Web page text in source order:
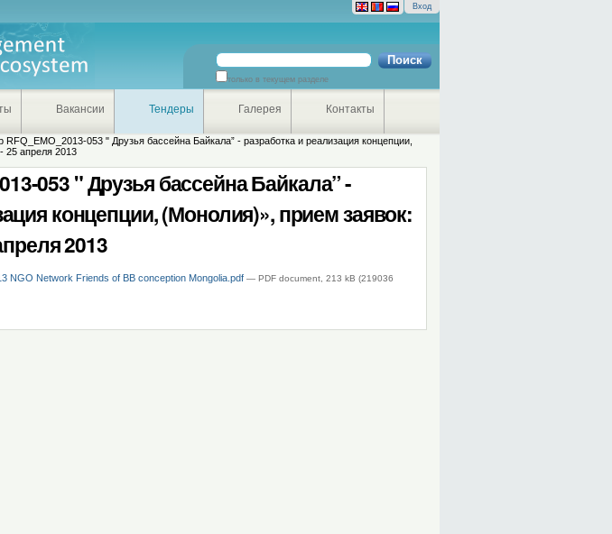
Вход
Поиск
только в текущем разделе
Расширенный
Вакансии Тендеры Галерея Контакты
RFQ_EMO_2013-053 " Друзья бассейна Байкала” - разработка и реализация концепции,
25 апреля 2013
053 " Друзья бассейна Байкала” -
концепции, (Монолия)», прием заявок:
2013
NGO Network Friends of BB conception Mongolia.pdf— PDF document, 213 kB (219036